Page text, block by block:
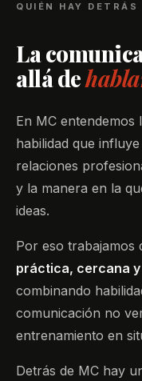
QUIÉN HAY DETRÁS
La
allá de
En MC
habilidad que
relaciones
y la manera en la
ideas.
Por eso trabajamos
práctica, cercana
combinando
comunicación no
entrenamiento en
Detrás de MC hay